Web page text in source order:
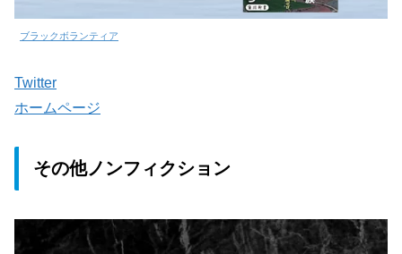
ブラックボランティア
Twitter
ホームページ
その他ノンフィクション